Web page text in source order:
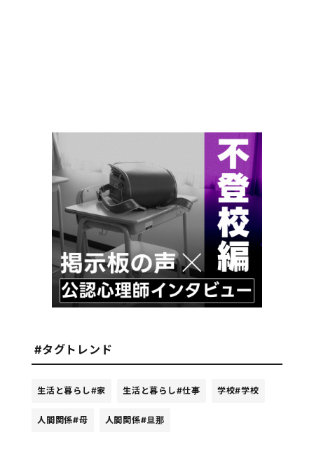
#タグトレンド
生活と暮らし#家 生活と暮らし#仕事 学校#学校
人間関係#母 人間関係#旦那